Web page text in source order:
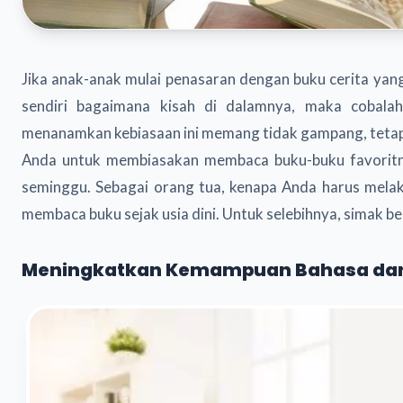
Jika anak-anak mulai penasaran dengan buku cerita
sendiri bagaimana kisah di dalamnya, maka
menanamkan kebiasaan ini memang tidak gampang,
Anda untuk membiasakan membaca buku-buku
seminggu. Sebagai orang tua, kenapa Anda harus
membaca buku sejak usia dini. Untuk selebihnya, simak
Meningkatkan Kemampuan Bahasa